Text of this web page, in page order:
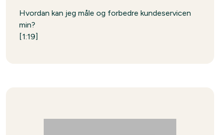
Hvordan kan jeg måle og forbedre kundeservicen
min?
[1:19]